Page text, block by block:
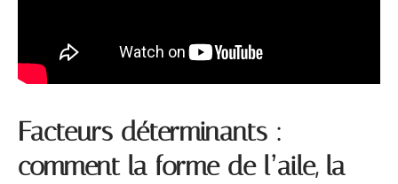
Facteurs déterminants :
comment la forme de l’aile, la